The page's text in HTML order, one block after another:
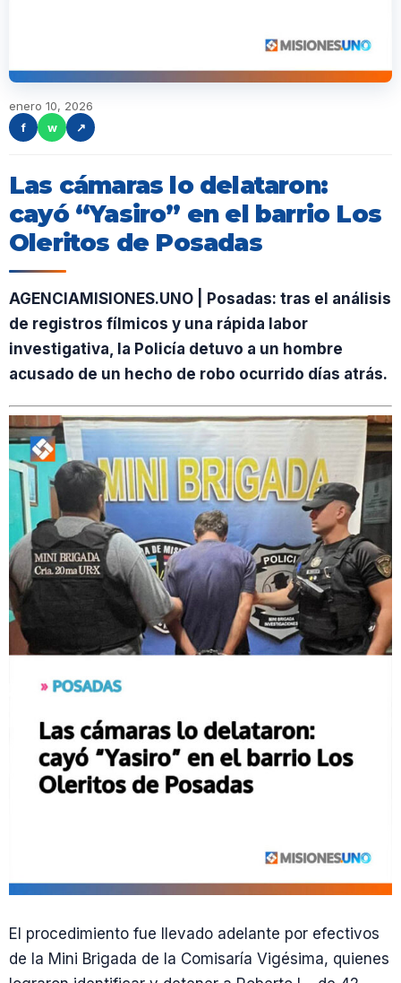
enero 10, 2026
f
w ↗
Las cámaras lo delataron:
cayó “Yasiro” en el barrio Los
Oleritos de Posadas
AGENCIAMISIONES.UNO | Posadas: tras el análisis
de registros fílmicos y una rápida labor
investigativa, la Policía detuvo a un hombre
acusado de un hecho de robo ocurrido días atrás.
El procedimiento fue llevado adelante por efectivos
de la Mini Brigada de la Comisaría Vigésima, quienes